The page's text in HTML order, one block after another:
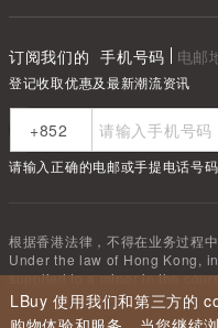
LBuy 使用我们和第三方的
订阅我们的 手机号码 电邮
登记收取优惠及最新潮流资讯
请输入正确的电邮或手提电话号
根据香港法律，不得在业务过程
Under the law of Hong Kong,
supplied to a minor in the